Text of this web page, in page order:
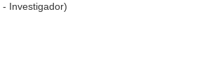
- Investigador)